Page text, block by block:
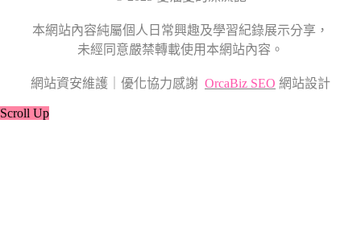
本網站內容純屬個人日常興趣及學習紀錄展示分享，
未經同意嚴禁轉載使用本網站內容。
網站資安維護｜優化協力感謝 OrcaBiz SEO 網站設計
Scroll Up